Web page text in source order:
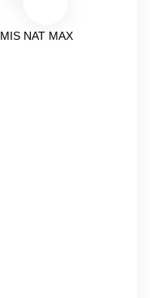
MIS NAT MAX